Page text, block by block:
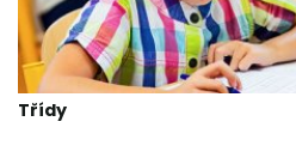
Třídy